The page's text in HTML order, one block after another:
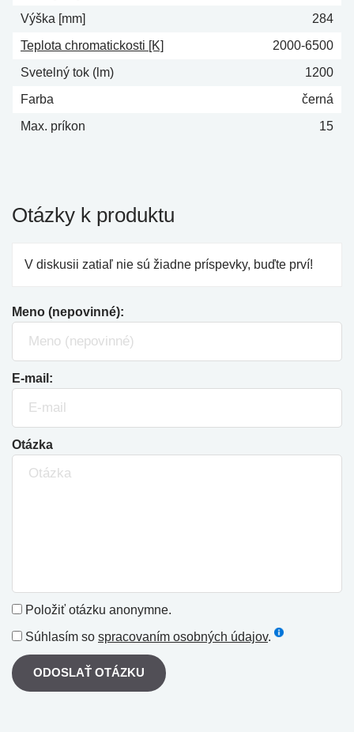
Výška [mm]
284
Teplota chromatickosti [K]
2000-6500
Svetelný tok (lm)
1200
Farba
černá
Max. príkon
15
Otázky k produktu
V diskusii zatiaľ nie sú žiadne príspevky, buďte prví!
Meno (nepovinné):
E-mail:
Otázka
Položiť otázku anonymne.
Súhlasím so spracovaním osobných údajov.
ODOSLAŤ OTÁZKU